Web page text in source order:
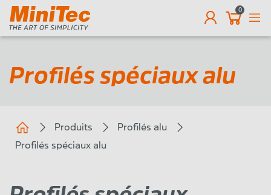
0
Profilés spéciaux alu
Produits
Profilés alu
Profilés spéciaux alu